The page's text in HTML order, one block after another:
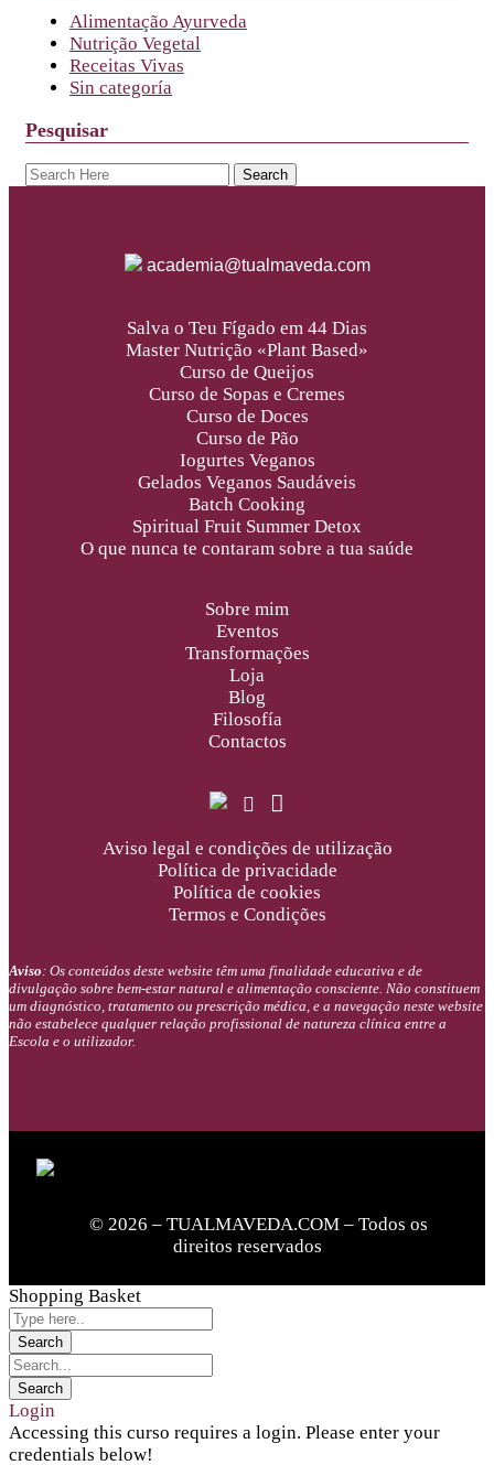
Alimentação Ayurveda
Nutrição Vegetal
Receitas Vivas
Sin categoría
Pesquisar
academia@tualmaveda.com
Salva o Teu Fígado em 44 Dias
Master Nutrição «Plant Based»
Curso de Queijos
Curso de Sopas e Cremes
Curso de Doces
Curso de Pão
Iogurtes Veganos
Gelados Veganos Saudáveis
Batch Cooking
Spiritual Fruit Summer Detox
O que nunca te contaram sobre a tua saúde
Sobre mim
Eventos
Transformações
Loja
Blog
Filosofía
Contactos
Aviso legal e condições de utilização
Política de privacidade
Política de cookies
Termos e Condições
Aviso: Os conteúdos deste website têm uma finalidade educativa e de
divulgação sobre bem-estar natural e alimentação consciente. Não constituem
um diagnóstico, tratamento ou prescrição médica, e a navegação neste website
não estabelece qualquer relação profissional de natureza clínica entre a
Escola e o utilizador.
© 2026 – TUALMAVEDA.COM – Todos os
direitos reservados
Shopping Basket
Login
Accessing this curso requires a login. Please enter your
credentials below!